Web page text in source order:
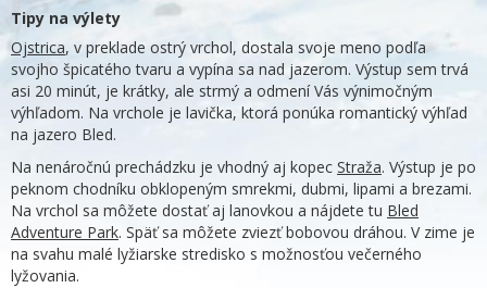
Tipy na výlety
Ojstrica, v preklade ostrý vrchol, dostala svoje meno podľa
svojho špicatého tvaru a vypína sa nad jazerom. Výstup sem trvá
asi 20 minút, je krátky, ale strmý a odmení Vás výnimočným
výhľadom. Na vrchole je lavička, ktorá ponúka romantický výhľad
na jazero Bled.
Na nenáročnú prechádzku je vhodný aj kopec Straža. Výstup je po
peknom chodníku obklopeným smrekmi, dubmi, lipami a brezami.
Na vrchol sa môžete dostať aj lanovkou a nájdete tu Bled
Adventure Park. Späť sa môžete zviezť bobovou dráhou. V zime je
na svahu malé lyžiarske stredisko s možnosťou večerného
lyžovania.